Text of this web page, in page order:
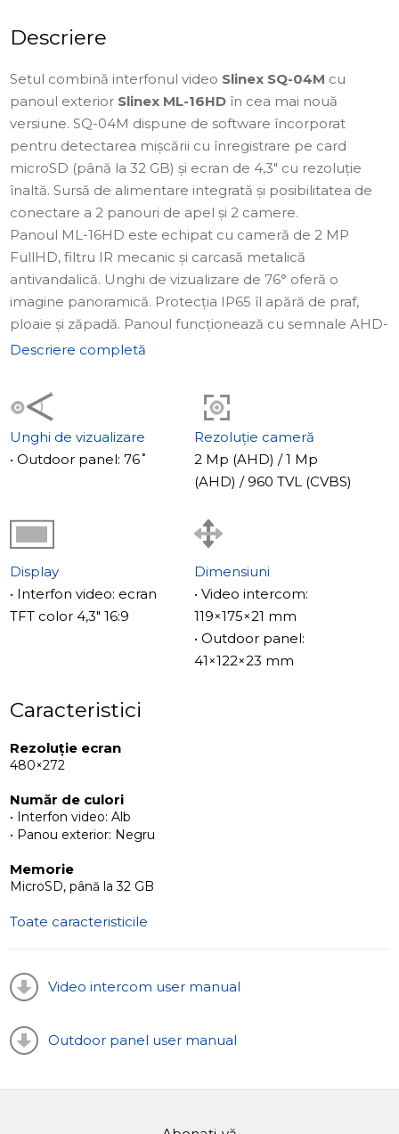
Descriere
Setul combină interfonul video Slinex SQ-04M cu
panoul exterior Slinex ML-16HD în cea mai nouă
versiune. SQ-04M dispune de software încorporat
pentru detectarea mișcării cu înregistrare pe card
microSD (până la 32 GB) și ecran de 4,3" cu rezoluție
înaltă. Sursă de alimentare integrată și posibilitatea de
conectare a 2 panouri de apel și 2 camere.
Panoul ML-16HD este echipat cu cameră de 2 MP
FullHD, filtru IR mecanic și carcasă metalică
antivandalică. Unghi de vizualizare de 76° oferă o
imagine panoramică. Protecția IP65 îl apără de praf,
ploaie și zăpadă. Panoul funcționează cu semnale AHD-
1, AHD-2 și CVBS.
Descriere completă
Unghi de vizualizare
• Outdoor panel: 76˚
Rezoluție cameră
2 Mp (AHD) / 1 Mp
(AHD) / 960 TVL (CVBS)
Display
• Interfon video: ecran
TFT color 4,3" 16:9
Dimensiuni
• Video intercom:
119×175×21 mm
• Outdoor panel:
41×122×23 mm
Caracteristici
Rezoluție ecran
480×272
Număr de culori
• Interfon video: Alb
• Panou exterior: Negru
Memorie
MicroSD, până la 32 GB
Toate caracteristicile
Video intercom user manual
Outdoor panel user manual